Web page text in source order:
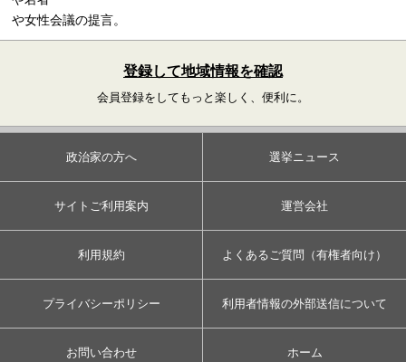
や女性会議の提言。
登録して地域情報を確認
会員登録をしてもっと楽しく、便利に。
政治家の方へ 選挙ニュース
サイトご利用案内 運営会社
利用規約 よくあるご質問（有権者向け）
プライバシーポリシー 利用者情報の外部送信について
お問い合わせ ホーム